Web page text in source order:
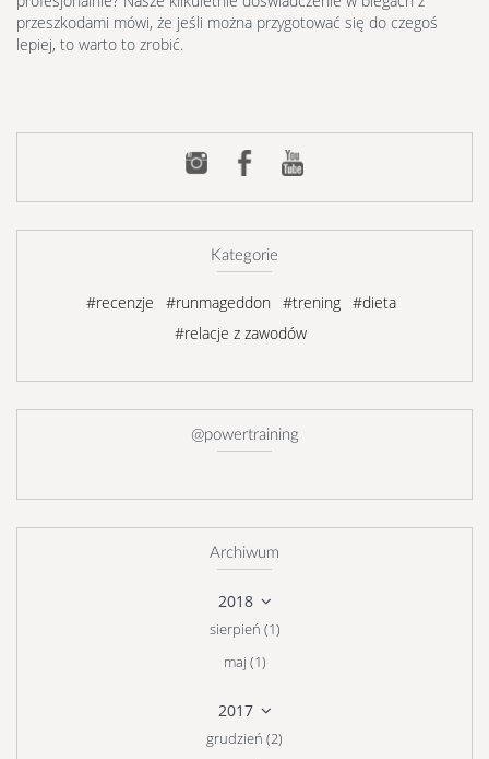
przeszkodami mówi, że jeśli można przygotować się do czegoś
lepiej, to warto to zrobić.
Kategorie
#recenzje #runmageddon #trening
#dieta
#relacje z zawodów
@powertraining
Archiwum
2018
sierpień (1)
maj (1)
2017
grudzień (2)